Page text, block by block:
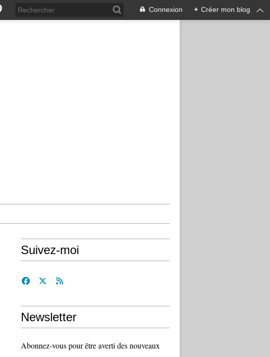
Connexion + Créer mon blog
Suivez-moi
Newsletter
Abonnez-vous pour être averti des nouveaux